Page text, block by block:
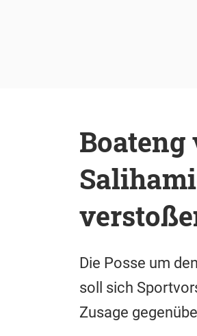
Boateng
Die Posse um
soll sich
Zusage